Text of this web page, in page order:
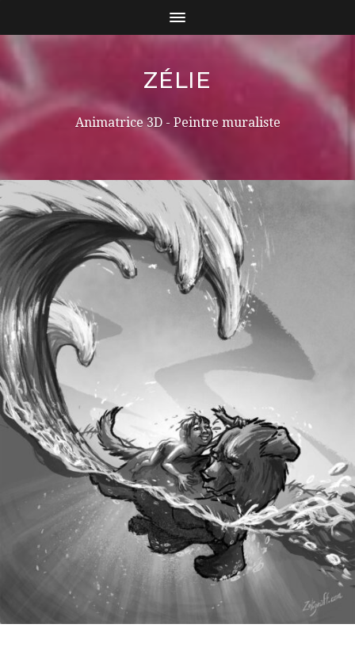
ZÉLIE
Animatrice 3D - Peintre muraliste